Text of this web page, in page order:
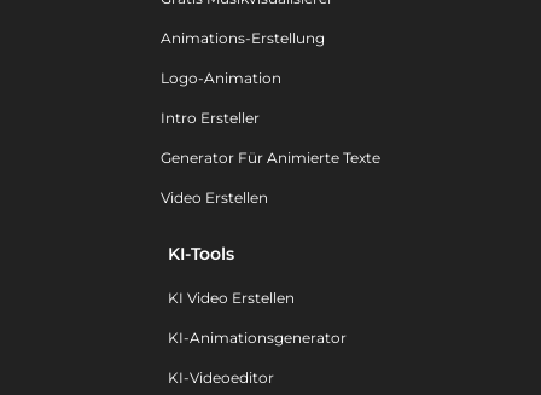
Animations-Erstellung
Logo-Animation
Intro Ersteller
Generator Für Animierte Texte
Video Erstellen
KI-Tools
KI Video Erstellen
KI-Animationsgenerator
KI-Videoeditor